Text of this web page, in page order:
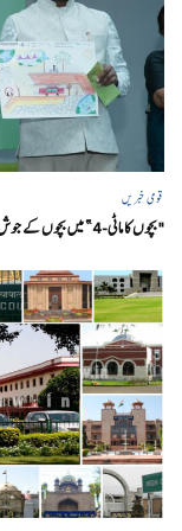
قومی خبریں
"بچوں کا ماٹی-4” میں بچوں کے جوش و جذبے اور صلاحیتوں کا شاندار مظاہرہ